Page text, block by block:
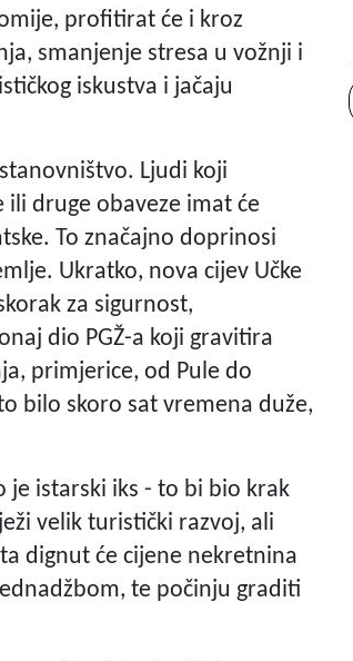
profitirat će i kroz
smanjenje stresa u vožnji i
iskustva i jačaju
Ljudi koji
druge obaveze imat će
To značajno doprinosi
Ukratko, nova cijev Učke
za sigurnost,
dio PGŽ-a koji gravitira
primjerice, od Pule do
bilo skoro sat vremena duže,
je istarski iks - to bi bio krak
velik turistički razvoj, ali
dignut će cijene nekretnina
te počinju graditi